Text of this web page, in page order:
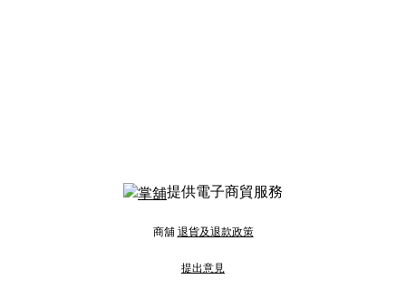
提供電子商貿服務
商舖 退貨及退款政策
提出意見